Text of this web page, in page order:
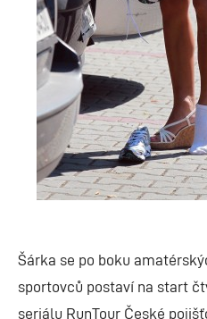
Šárka se po boku
sportovců postaví na start
seriálu RunTour České